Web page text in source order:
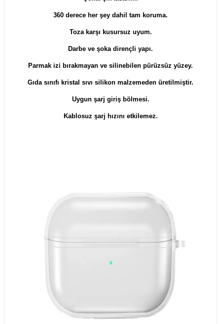
360 derece her şey dahil tam koruma.
Toza karşı kusursuz uyum.
Darbe ve şoka dirençli yapı.
Parmak izi bırakmayan ve silinebilen pürüzsüz yüzey.
Gıda sınıfı kristal sıvı silikon malzemeden üretilmiştir.
Uygun şarj giriş bölmesi.
Kablosuz şarj hızını etkilemez.